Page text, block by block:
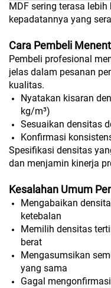
MDF sering terasa
kepadatannya yang
Cara Pembeli
Pembeli profesional
jelas dalam pesanan
kualitas.
Nyatakan kisaran
kg/m³)
Sesuaikan densitas
Konfirmasi
Spesifikasi densitas
dan menjamin kinerja
Kesalahan Umum
Mengabaikan
ketebalan
Memilih densitas
berat
Mengasumsikan
yang sama
Gagal